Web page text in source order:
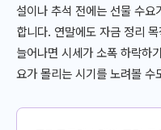
설이나 추석 전에는 선물 수
합니다. 연말에도 자금 정리
늘어나면 시세가 소폭 하락하
요가 몰리는 시기를 노려볼 수